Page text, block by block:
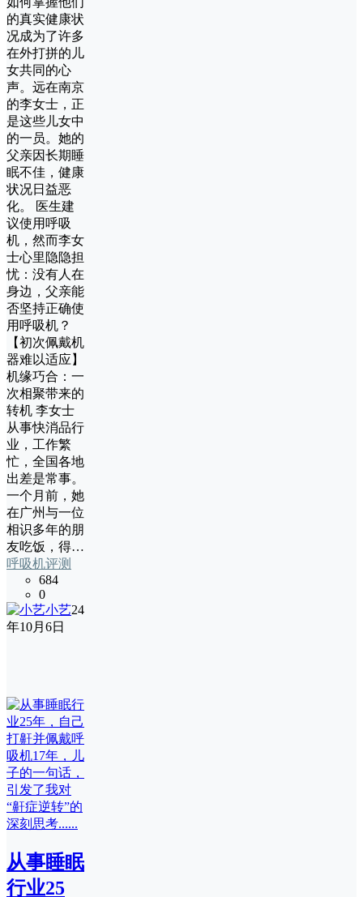
的真实健康状
况成为了许多
在外打拼的儿
女共同的心
声。远在南京
的李女士，正
是这些儿女中
的一员。她的
父亲因长期睡
眠不佳，健康
状况日益恶
化。 医生建
议使用呼吸
机，然而李女
士心里隐隐担
忧：没有人在
身边，父亲能
否坚持正确使
用呼吸机？
【初次佩戴机
器难以适应】
机缘巧合：一
次相聚带来的
转机 李女士
从事快消品行
业，工作繁
忙，全国各地
出差是常事。
一个月前，她
在广州与一位
相识多年的朋
友吃饭，得…
呼吸机评测
684
0
小艺24
年10月6日
从事睡眠
行业25